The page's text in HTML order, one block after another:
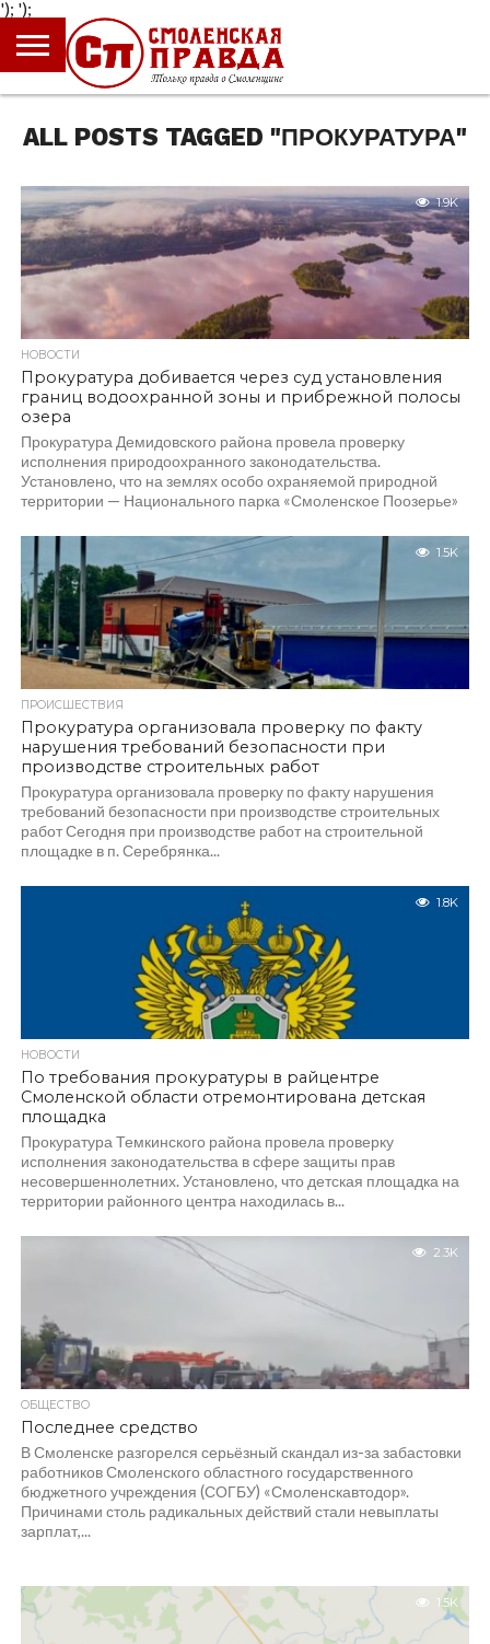
');
ГЛАВНАЯ
НОВОСТИ
ПРОИСШЕСТВИЯ
ПОЛИТИКА
КУЛЬТУРА
ЭКОНОМИКА
ОБЩЕСТВО
БЛОГИ
ALL POSTS TAGGED "ПРОКУРАТУРА"
1.9K
НОВОСТИ
Прокуратура добивается через суд установления
границ водоохранной зоны и прибрежной полосы
озера
Прокуратура Демидовского района провела проверку
исполнения природоохранного законодательства.
Установлено, что на землях особо охраняемой природной
территории — Национального парка «Смоленское Поозерье»
1.5K
ПРОИСШЕСТВИЯ
Прокуратура организовала проверку по факту
нарушения требований безопасности при
производстве строительных работ
Прокуратура организовала проверку по факту нарушения
требований безопасности при производстве строительных
работ Сегодня при производстве работ на строительной
площадке в п. Серебрянка...
1.8K
НОВОСТИ
По требования прокуратуры в райцентре
Смоленской области отремонтирована детская
площадка
Прокуратура Темкинского района провела проверку
исполнения законодательства в сфере защиты прав
несовершеннолетних. Установлено, что детская площадка на
территории районного центра находилась в...
2.3K
ОБЩЕСТВО
Последнее средство
В Смоленске разгорелся серьёзный скандал из-за забастовки
работников Смоленского областного государственного
бюджетного учреждения (СОГБУ) «Смоленскавтодор».
Причинами столь радикальных действий стали невыплаты
зарплат,...
1.5K
');